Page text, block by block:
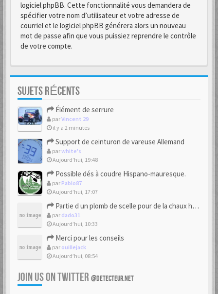
logiciel phpBB. Cette fonctionnalité vous demandera de
spécifier votre nom d’utilisateur et votre adresse de
courriel et le logiciel phpBB générera alors un nouveau
mot de passe afin que vous puissiez reprendre le contrôle
de votre compte.
SUJETS RÉCENTS
Élément de serrure
parVincent 29
il y a 2 minutes
Support de ceinturon de vareuse Allemand
parwhite's
Aujourd’hui, 19:48
Possible dés à coudre Hispano-mauresque.
par Pablo87
Aujourd’hui, 17:07
Partie d un plomb de scelle pour de la chaux hydraulique
par dado31
Aujourd’hui, 10:33
Merci pour les conseils
par ouillejack
Aujourd’hui, 08:54
JOIN US ON TWITTER @DETECTEUR.NET